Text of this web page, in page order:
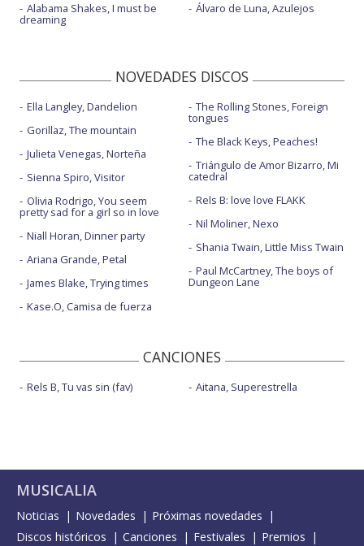
Alabama Shakes, I must be
dreaming
Álvaro de Luna, Azulejos
NOVEDADES DISCOS
Ella Langley, Dandelion
Gorillaz, The mountain
Julieta Venegas, Norteña
Sienna Spiro, Visitor
Olivia Rodrigo, You seem
pretty sad for a girl so in love
Niall Horan, Dinner party
Ariana Grande, Petal
James Blake, Trying times
Kase.O, Camisa de fuerza
The Rolling Stones, Foreign
tongues
The Black Keys, Peaches!
Triángulo de Amor Bizarro, Mi
catedral
Rels B: love love FLAKK
Nil Moliner, Nexo
Shania Twain, Little Miss Twain
Paul McCartney, The boys of
Dungeon Lane
CANCIONES
Rels B, Tu vas sin (fav) Aitana, Superestrella
MUSICALIA
Noticias Novedades
Próximas novedades
Discos históricos
Canciones Festivales
Premios